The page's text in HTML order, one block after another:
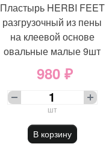
Пластырь HERBI FEET
разгрузочный из пены
на клеевой основе
овальные малые 9шт
980 ₽
шт
В корзину